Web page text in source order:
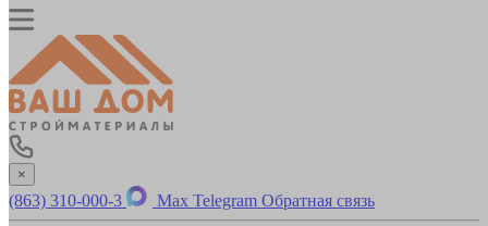
×
(863) 310-000-3 Max Telegram Обратная связь